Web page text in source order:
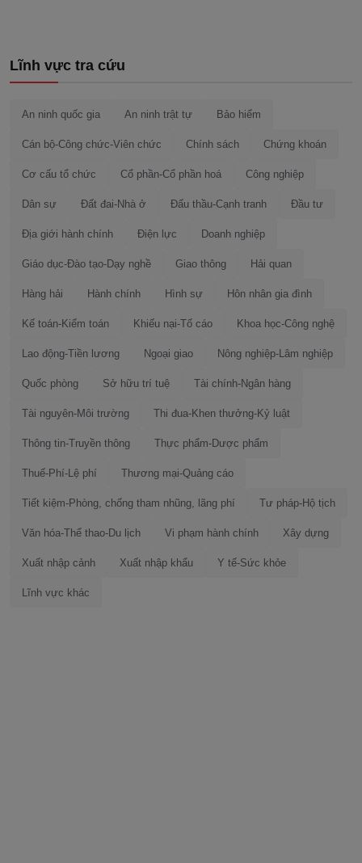
Lĩnh vực tra cứu
An ninh quốc gia An ninh trật tự Bảo hiểm
Cán bộ-Công chức-Viên chức Chính sách Chứng khoán
Cơ cấu tổ chức Cổ phần-Cổ phần hoá Công nghiệp
Dân sự Đất đai-Nhà ở Đấu thầu-Cạnh tranh Đầu tư
Địa giới hành chính Điện lực Doanh nghiệp
Giáo dục-Đào tạo-Dạy nghề Giao thông Hải quan
Hàng hải Hành chính Hình sự Hôn nhân gia đình
Kế toán-Kiểm toán Khiếu nại-Tố cáo Khoa học-Công nghệ
Lao động-Tiền lương Ngoại giao Nông nghiệp-Lâm nghiệp
Quốc phòng Sở hữu trí tuệ Tài chính-Ngân hàng
Tài nguyên-Môi trường Thi đua-Khen thưởng-Kỷ luật
Thông tin-Truyền thông Thực phẩm-Dược phẩm
Thuế-Phí-Lệ phí Thương mại-Quảng cáo
Tiết kiệm-Phòng, chống tham nhũng, lãng phí Tư pháp-Hộ tịch
Văn hóa-Thể thao-Du lịch Vi phạm hành chính Xây dựng
Xuất nhập cảnh Xuất nhập khẩu Y tế-Sức khỏe
Lĩnh vực khác